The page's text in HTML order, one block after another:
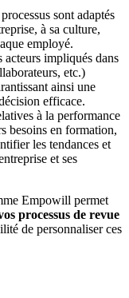
sont adaptés
à sa culture,
employé.
acteurs impliqués dans
etc.)
ainsi une
efficace.
à la performance
besoins en formation,
les tendances et
et ses
Empowill permet
processus de revue
de personnaliser ces